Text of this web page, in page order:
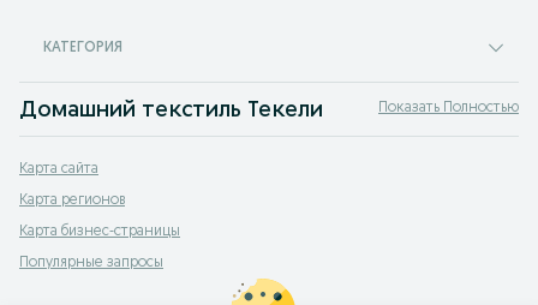
КАТЕГОРИЯ
Домашний текстиль Текели Показать Полностью
Карта сайта
Карта регионов
Карта бизнес-страницы
Популярные запросы